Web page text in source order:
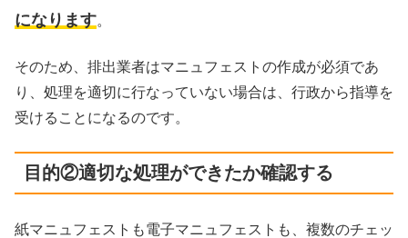
になります。
そのため、排出業者はマニュフェストの作成が必須であ
り、処理を適切に行なっていない場合は、行政から指導を
受けることになるのです。
目的②適切な処理ができたか確認する
紙マニュフェストも電子マニュフェストも、複数のチェッ